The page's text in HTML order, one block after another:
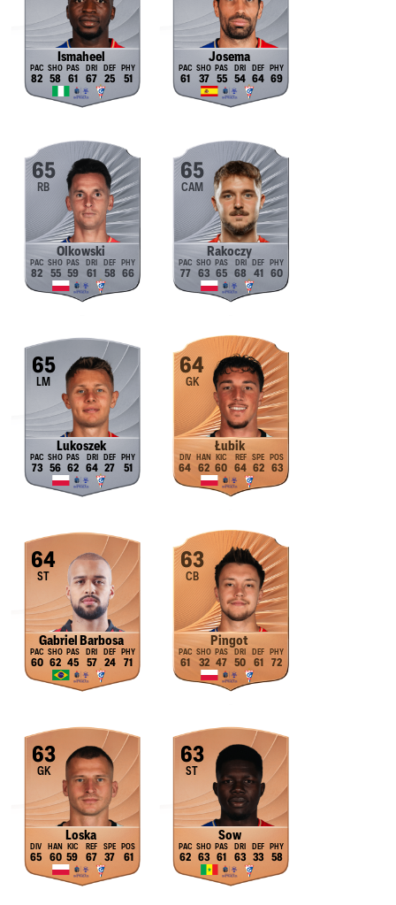
Ismaheel
82 58 61 67 25 51
Josema
61 37 55 54 64 69
65
RB
Olkowski
82 55 59 61 58 66
65
CAM
Rakoczy
77 63 65 68 41 60
65
LM
Lukoszek
73 56 62 64 27 51
64
GK
Łubik
64 62 60 64 62 63
64
ST
Gabriel Barbosa
60 62 45 57 24 71
63
CB
Pingot
61 32 47 50 61 72
63
GK
Loska
65 60 59 67 37 61
63
ST
Sow
62 63 61 63 33 58